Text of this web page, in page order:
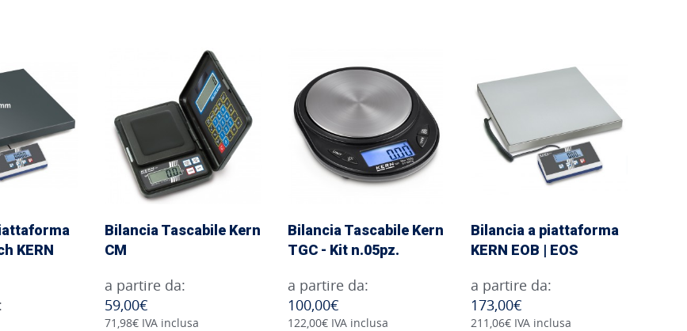
KERN
Bilancia Tascabile Kern
CM
a partire da:
59,00€
71,98€ IVA inclusa
Bilancia Tascabile Kern
TGC - Kit n.05pz.
a partire da:
100,00€
122,00€ IVA inclusa
Bilancia a piattaforma
KERN EOB | EOS
a partire da:
173,00€
211,06€ IVA inclusa